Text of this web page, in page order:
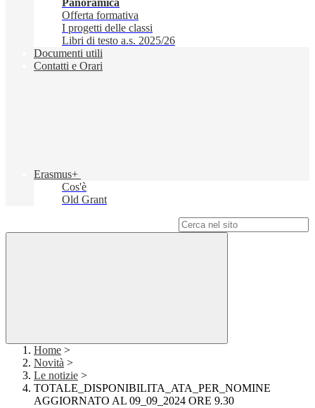
Panoramica
Offerta formativa
I progetti delle classi
Libri di testo a.s. 2025/26
Documenti utili
Contatti e Orari
Erasmus+
Cos'è
Old Grant
Home >
Novità >
Le notizie >
TOTALE_DISPONIBILITA_ATA_PER_NOMINE
AGGIORNATO AL 09_09_2024 ORE 9.30